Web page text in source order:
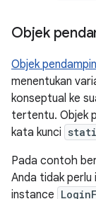
Objek
Objek
menentukan
konseptual ke
tertentu. Objek
kata kunci
Pada contoh
Anda tidak perlu
instance